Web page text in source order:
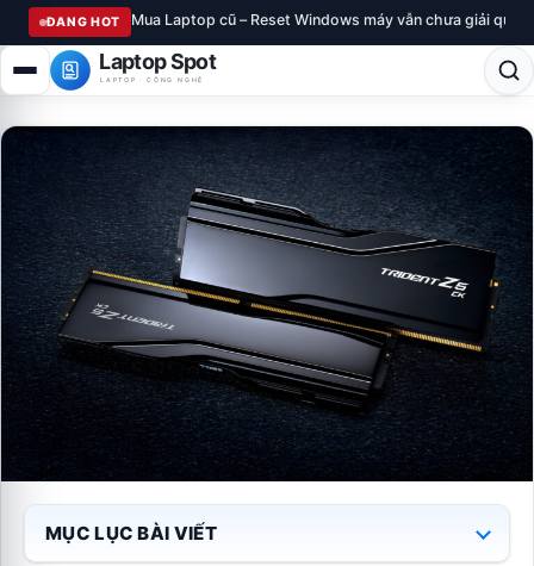
ĐANG HOT Mua Laptop cũ – Reset Windows máy vẫn chưa giải
Laptop Spot
LAPTOP · CÔNG NGHỆ
MỤC LỤC BÀI VIẾT